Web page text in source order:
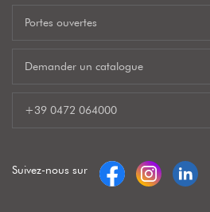
Portes ouvertes
Demander un catalogue
+39 0472 064000
Suivez-nous sur